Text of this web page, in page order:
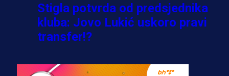
Stigla potvrda od predsjednika
kluba: Jovo Lukić uskoro pravi
transfer!?
A Selekcija